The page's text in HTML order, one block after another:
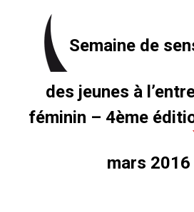
Semaine de
des jeunes à
féminin – 4ème
mars 2016